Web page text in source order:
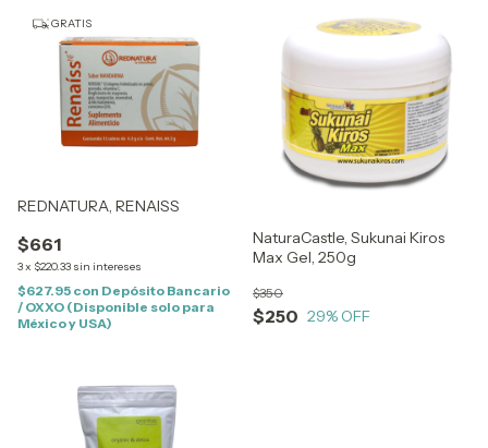
GRATIS
REDNATURA, RENAISS
$661
3x $220.33 sin intereses
$627.95 con Depósito Bancario
/ OXXO (Disponible solo para
México y USA)
NaturaCastle, Sukunai Kiros
Max Gel, 250g
$250
$350
29% OFF